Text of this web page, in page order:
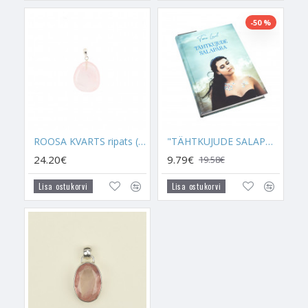
võlul, ilul ja säral kaduda, aidates hoida stressitaset võimalikult
madalal, et keha enneaegselt ei vananeks.
Keskajal kasutati Roosat Kvartsi meditsiinilistel eesmärkidel ja
hakati sellestvee-eliksiiri
valmistama. Lisaks eliksiirile hoiti
seda kristalli ka erinevate taimejookide sees, millega tervendati
keha. Juba siis usuti, et Roosa Kvarts suudab tervendada
südamehaiguseid ja emotsionaalsest valust tingitud
haigusseisundeid.
Roosa Kvarts on ülim armastusekristall, milles on olemas kõik
see, mida sul on vaja. Armastusekristall, mis õpetab sind
armastama, armastust vastu võtma, seda austama, jagama ja
hindama. Kristall, mille võimuses on sind juhatada
sul suhetealaselt õigeid otsuseid langetada. Kristall, mis äratab
sinus üles armastuse, ja seda isegi siis, kui see on sinu sees
väga sügaval lukus. Südametšakra kristall, mis aitab südant
tervendada, sinu hinges olevale kurbusele või
ROOSA KVARTS ripats (hõbe 925)
24.20€
Lisa ostukorvi
-50 %
"TÄHTKUJUDE SALAPÄRA" raamat
9.79€ 19.58€
Lisa ostukorvi